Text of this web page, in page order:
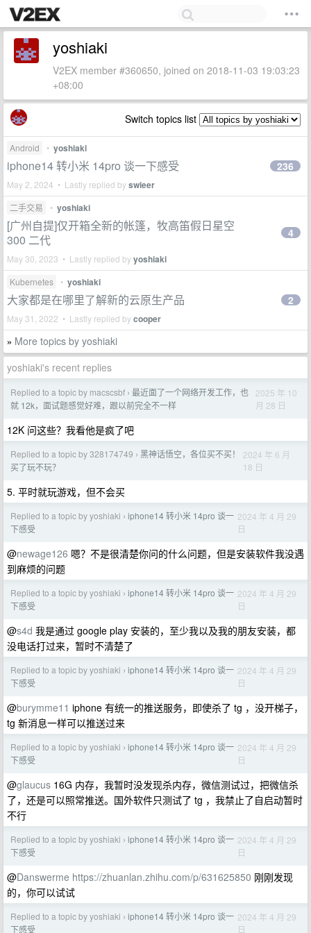
yoshiaki
V2EX member #360650, joined on 2018-11-03 19:03:23
+08:00
Switch topics list
Android • yoshiaki
iphone14 转小米 14pro 谈一下感受
May 2, 2024 • Lastly replied byswieer
236
二手交易 • yoshiaki
[广州自提]仅开箱全新的帐篷，牧高笛假日星空
300 二代
May 30, 2023 • Lastly replied byyoshiaki
4
Kubernetes • yoshiaki
大家都是在哪里了解新的云原生产品
May 31, 2022 • Lastly replied bycooper
2
» More topics by yoshiaki
yoshiaki's recent replies
Replied to a topic by macscsbf › 最近面了一个网络开发工作，也
就 12k，面试题感觉好难，跟以前完全不一样
2025 年 10
月 28 日
12K 问这些？我看他是疯了吧
Replied to a topic by 328174749 › 黑神话悟空，各位买不买！
买了玩不玩？
2024 年 6 月
18 日
5. 平时就玩游戏，但不会买
Replied to a topic by yoshiaki › iphone14 转小米 14pro 谈一
下感受
2024 年 4 月 29
日
@newage126 嗯？不是很清楚你问的什么问题，但是安装软件我没遇
到麻烦的问题
Replied to a topic by yoshiaki › iphone14 转小米 14pro 谈一
下感受
2024 年 4 月 29
日
@s4d 我是通过 google play 安装的，至少我以及我的朋友安装，都
没电话打过来，暂时不清楚了
Replied to a topic by yoshiaki › iphone14 转小米 14pro 谈一
下感受
2024 年 4 月 29
日
@burymme11 iphone 有统一的推送服务，即使杀了 tg ，没开梯子，
tg 新消息一样可以推送过来
Replied to a topic by yoshiaki › iphone14 转小米 14pro 谈一
下感受
2024 年 4 月 29
日
@glaucus 16G 内存，我暂时没发现杀内存，微信测试过，把微信杀
了，还是可以照常推送。国外软件只测试了 tg ，我禁止了自启动暂时
不行
Replied to a topic by yoshiaki › iphone14 转小米 14pro 谈一
下感受
2024 年 4 月 29
日
@Danswerme https://zhuanlan.zhihu.com/p/631625850 刚刚发现
的，你可以试试
Replied to a topic by yoshiaki › iphone14 转小米 14pro 谈一
下感受
2024 年 4 月 29
日